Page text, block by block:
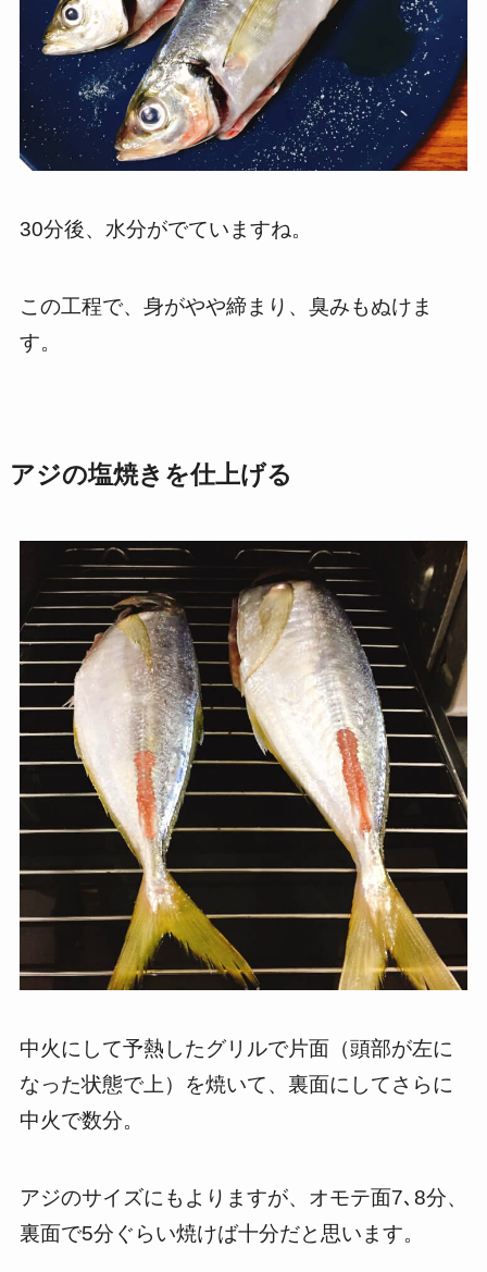
30分後、水分がでていますね。
この工程で、身がやや締まり、臭みもぬけま
す。
アジの塩焼きを仕上げる
中火にして予熱したグリルで片面（頭部が左に
なった状態で上）を焼いて、裏面にしてさらに
中火で数分。
アジのサイズにもよりますが、オモテ面7､8分、
裏面で5分ぐらい焼けば十分だと思います。